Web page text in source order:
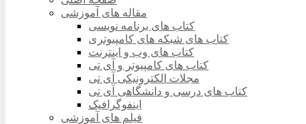
مقاله های آموزشی
کتاب های برنامه نویسی
کتاب های شبکه های کامپیوتری
کتاب های وب و اینترنت
کتاب های کامپیوتر و آی تی
مجلات الکترونیکی آی تی
کتاب های درسی و دانشگاهی آی تی
اینفوگرافیک
فیلم های آموزشی